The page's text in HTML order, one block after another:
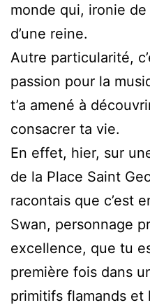
monde qui, ironie
d’une reine.
Autre particularité,
passion pour la
t’a amené à
consacrer ta vie.
En effet, hier, sur
de la Place Saint
racontais que c’est
Swan, personnage
excellence, que tu
première fois dans
primitifs flamands et